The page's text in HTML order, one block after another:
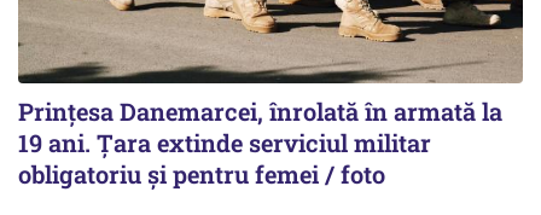
Prințesa Danemarcei, înrolată în armată la
19 ani. Țara extinde serviciul militar
obligatoriu și pentru femei / foto